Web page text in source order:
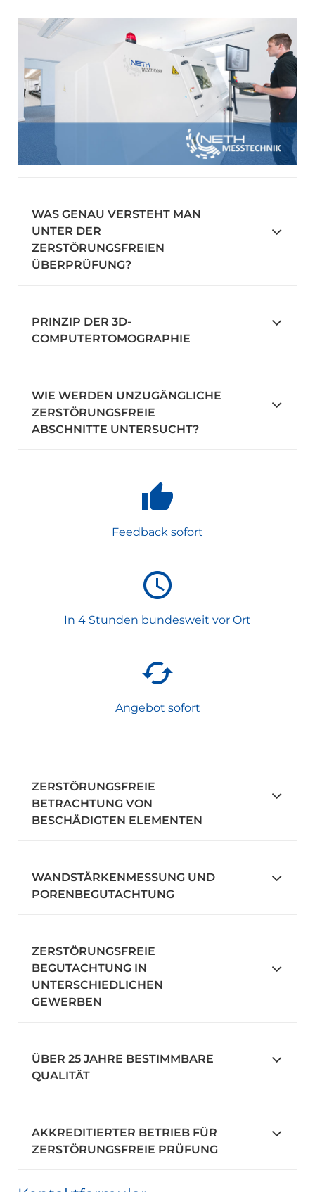
WAS GENAU VERSTEHT MAN
UNTER DER
ZERSTÖRUNGSFREIEN
ÜBERPRÜFUNG?
PRINZIP DER 3D-
COMPUTERTOMOGRAPHIE
WIE WERDEN UNZUGÄNGLICHE
ZERSTÖRUNGSFREIE
ABSCHNITTE UNTERSUCHT?
Feedback sofort
In 4 Stunden bundesweit vor Ort
Angebot sofort
ZERSTÖRUNGSFREIE
BETRACHTUNG VON
BESCHÄDIGTEN ELEMENTEN
WANDSTÄRKENMESSUNG UND
PORENBEGUTACHTUNG
ZERSTÖRUNGSFREIE
BEGUTACHTUNG IN
UNTERSCHIEDLICHEN
GEWERBEN
ÜBER 25 JAHRE BESTIMMBARE
QUALITÄT
AKKREDITIERTER BETRIEB FÜR
ZERSTÖRUNGSFREIE PRÜFUNG